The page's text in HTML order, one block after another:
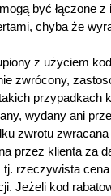
być łączone
chyba że
z użyciem
zwrócony,
przypadkach
wydany ani
zwrotu zwracana
przez klienta za
rzeczywista
Jeżeli kod